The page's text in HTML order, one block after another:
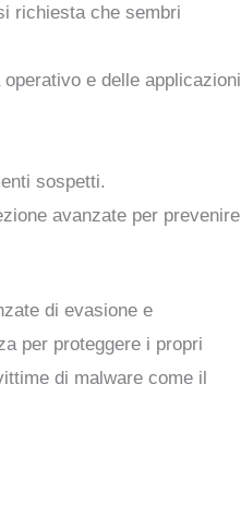
richiesta che sembri
e delle applicazioni
sospetti.
avanzate per prevenire
di evasione e
per proteggere i propri
di malware come il